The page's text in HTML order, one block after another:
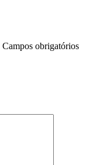
Campos obrigatórios